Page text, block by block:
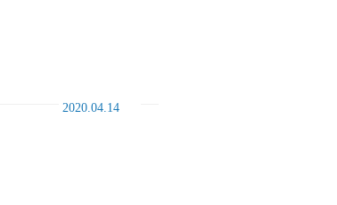
2020.04.14